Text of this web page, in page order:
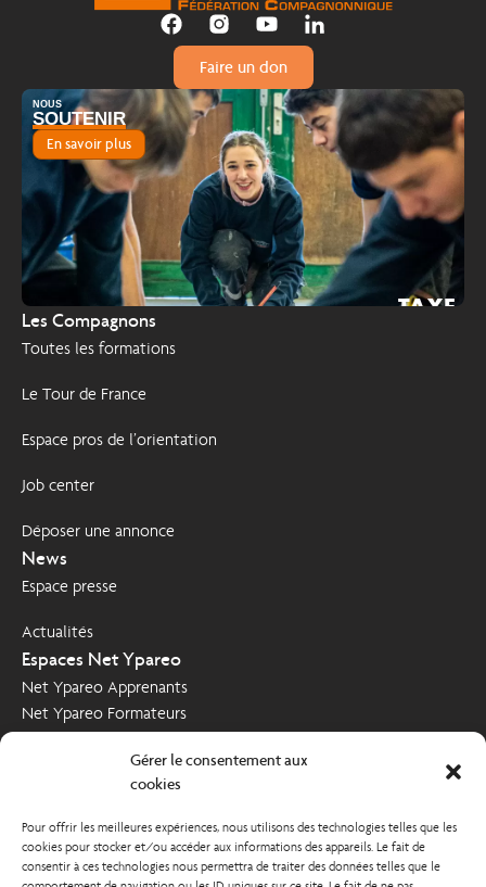
Gérer le consentement aux
cookies
Pour offrir les meilleures expériences, nous utilisons des technologies telles que les
cookies pour stocker et/ou accéder aux informations des appareils. Le fait de
consentir à ces technologies nous permettra de traiter des données telles que le
Faire un don
Les Compagnons
Toutes les formations
Le Tour de France
Espace pros de l’orientation
Job center
Déposer une annonce
News
Espace presse
Actualités
Espaces Net Ypareo
Net Ypareo Apprenants
Net Ypareo Formateurs
Net Ypareo Entreprises
Nous contacter
Demande d’informations
Poser votre candidature
Nous soutenir
NOUS
SOUTENIR
En savoir plus
TAXE